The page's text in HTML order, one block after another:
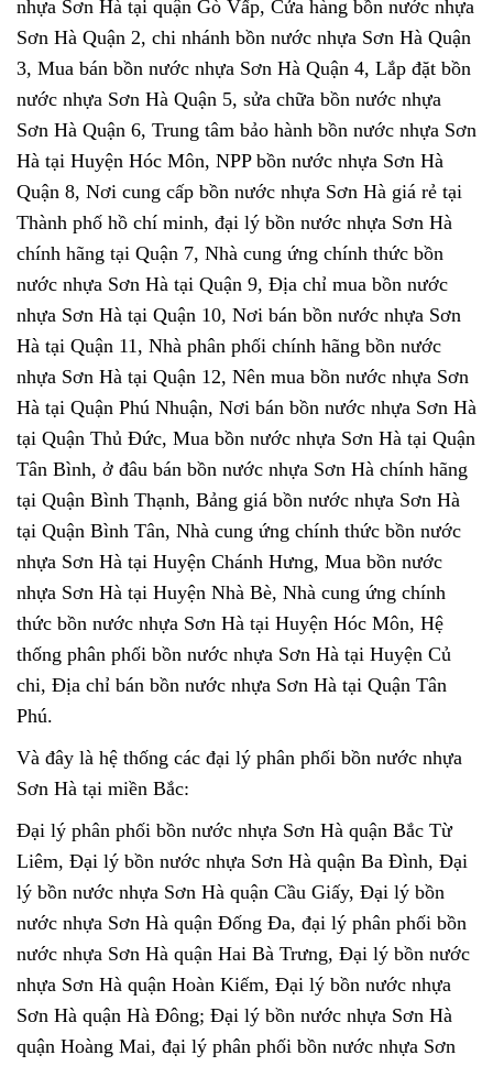
nhựa Sơn Hà tại quận Gò Vấp, Cửa hàng bồn nước nhựa
Sơn Hà Quận 2, chi nhánh bồn nước nhựa Sơn Hà Quận
3, Mua bán bồn nước nhựa Sơn Hà Quận 4, Lắp đặt bồn
nước nhựa Sơn Hà Quận 5, sửa chữa bồn nước nhựa
Sơn Hà Quận 6, Trung tâm bảo hành bồn nước nhựa Sơn
Hà tại Huyện Hóc Môn, NPP bồn nước nhựa Sơn Hà
Quận 8, Nơi cung cấp bồn nước nhựa Sơn Hà giá rẻ tại
Thành phố hồ chí minh, đại lý bồn nước nhựa Sơn Hà
chính hãng tại Quận 7, Nhà cung ứng chính thức bồn
nước nhựa Sơn Hà tại Quận 9, Địa chỉ mua bồn nước
nhựa Sơn Hà tại Quận 10, Nơi bán bồn nước nhựa Sơn
Hà tại Quận 11, Nhà phân phối chính hãng bồn nước
nhựa Sơn Hà tại Quận 12, Nên mua bồn nước nhựa Sơn
Hà tại Quận Phú Nhuận, Nơi bán bồn nước nhựa Sơn Hà
tại Quận Thủ Đức, Mua bồn nước nhựa Sơn Hà tại Quận
Tân Bình, ở đâu bán bồn nước nhựa Sơn Hà chính hãng
tại Quận Bình Thạnh, Bảng giá bồn nước nhựa Sơn Hà
tại Quận Bình Tân, Nhà cung ứng chính thức bồn nước
nhựa Sơn Hà tại Huyện Chánh Hưng, Mua bồn nước
nhựa Sơn Hà tại Huyện Nhà Bè, Nhà cung ứng chính
thức bồn nước nhựa Sơn Hà tại Huyện Hóc Môn, Hệ
thống phân phối bồn nước nhựa Sơn Hà tại Huyện Củ
chi, Địa chỉ bán bồn nước nhựa Sơn Hà tại Quận Tân
Phú.
Và đây là hệ thống các đại lý phân phối bồn nước nhựa
Sơn Hà tại miền Bắc:
Đại lý phân phối bồn nước nhựa Sơn Hà quận Bắc Từ
Liêm, Đại lý bồn nước nhựa Sơn Hà quận Ba Đình, Đại
lý bồn nước nhựa Sơn Hà quận Cầu Giấy, Đại lý bồn
nước nhựa Sơn Hà quận Đống Đa, đại lý phân phối bồn
nước nhựa Sơn Hà quận Hai Bà Trưng, Đại lý bồn nước
nhựa Sơn Hà quận Hoàn Kiếm, Đại lý bồn nước nhựa
Sơn Hà quận Hà Đông; Đại lý bồn nước nhựa Sơn Hà
quận Hoàng Mai, đại lý phân phối bồn nước nhựa Sơn